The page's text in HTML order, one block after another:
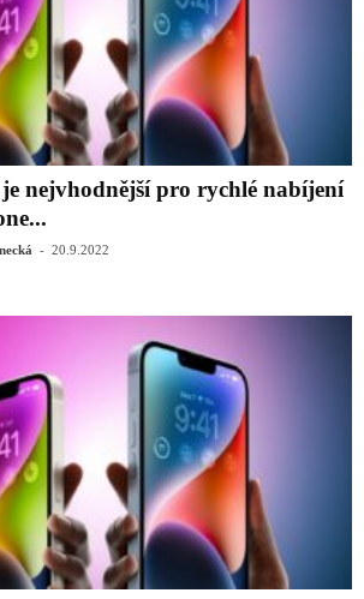
nejvhodnější pro rychlé nabíjení
- 20.9.2022